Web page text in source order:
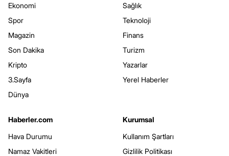
Ekonomi
Spor
Magazin
Son Dakika
Kripto
3.Sayfa
Dünya
Sağlık
Teknoloji
Finans
Turizm
Yazarlar
Yerel Haberler
Haberler.com
Hava Durumu
Namaz Vakitleri
Kurumsal
Kullanım Şartları
Gizlilik Politikası